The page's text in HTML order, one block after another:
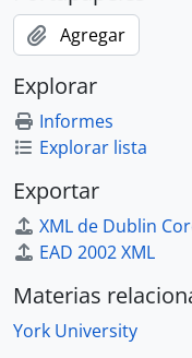
Agregar
Explorar
Informes
Explorar lista
Exportar
XML de Dublin
EAD 2002 XML
Materias
York University